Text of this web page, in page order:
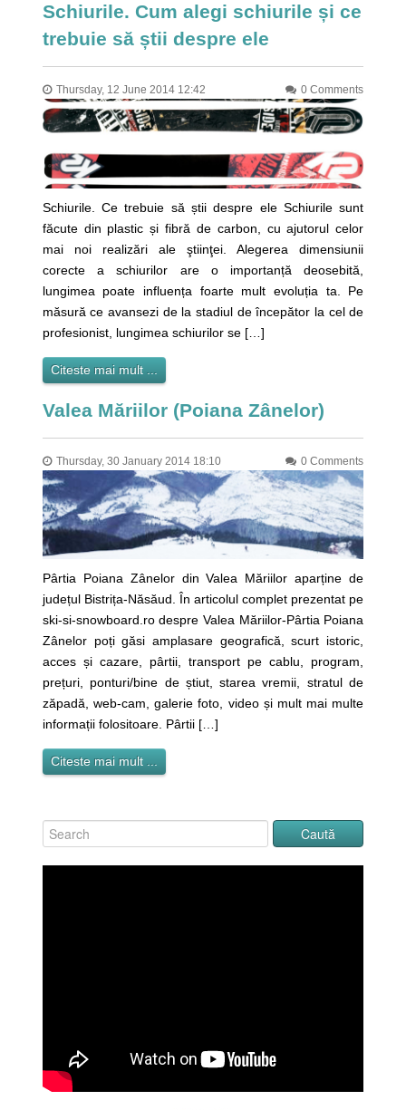
Schiurile. Cum alegi schiurile și ce
trebuie să știi despre ele
Thursday, 12 June 2014 12:42 0 Comments
Schiurile. Ce trebuie să știi despre ele Schiurile sunt
făcute din plastic și fibră de carbon, cu ajutorul celor
mai noi realizări ale ştiinţei. Alegerea dimensiunii
corecte a schiurilor are o importanță deosebită,
lungimea poate influența foarte mult evoluția ta. Pe
măsură ce avansezi de la stadiul de începător la cel de
profesionist, lungimea schiurilor se […]
Citeste mai mult ...
Valea Măriilor (Poiana Zânelor)
Thursday, 30 January 2014 18:10 0 Comments
Pârtia Poiana Zânelor din Valea Măriilor aparține de
județul Bistrița-Năsăud. În articolul complet prezentat pe
ski-si-snowboard.ro despre Valea Măriilor-Pârtia Poiana
Zânelor poți găsi amplasare geografică, scurt istoric,
acces și cazare, pârtii, transport pe cablu, program,
prețuri, ponturi/bine de știut, starea vremii, stratul de
zăpadă, web-cam, galerie foto, video și mult mai multe
informații folositoare. Pârtii […]
Citeste mai mult ...